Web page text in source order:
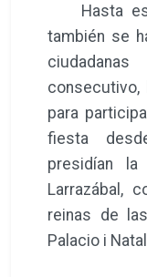
Hasta
también se
para
fiesta
presidían
Larrazábal,
reinas de
Palacio i